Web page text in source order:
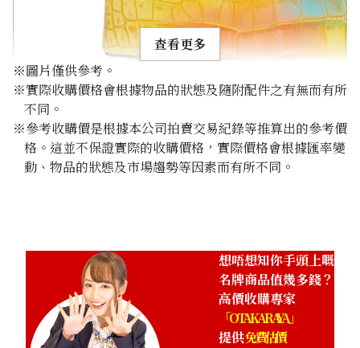
Louis Vuitton Capucines Mini N82363
參考回收價
查看更多
※圖片僅供參考。
※實際收購價格會根據物品的狀態及隨附配件之有無而有所
不同。
※參考收購價是根據本公司拍賣交易紀錄等推算出的參考價
格。這並不保證實際的收購價格，實際價格會根據匯率變
動、物品的狀態及市場趨勢等因素而有所不同。
想唔想知你手頭上嘅
名牌商品值幾多錢？
高價收購專家
「OTAKARAYA」
提供免費估價